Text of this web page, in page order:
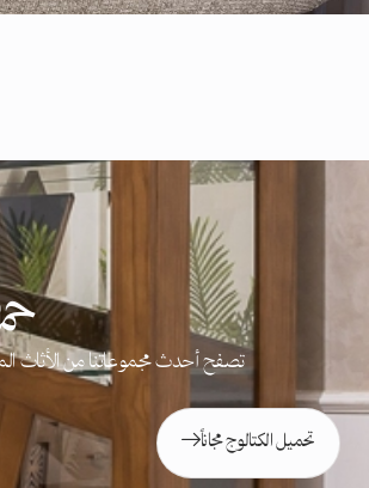
تصفح أحدث مجموعاتنا من الأثاث
تحميل الكتالوج مجاناً